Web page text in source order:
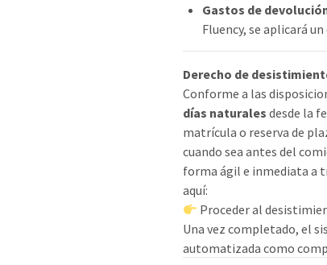
Gastos de
Fluency, se aplicará un
Derecho de
Conforme a las
días naturales desde la
matrícula o reserva de
cuando sea antes del
forma ágil e inmediata a
aquí:
Proceder al
Una vez completado, el
automatizada como